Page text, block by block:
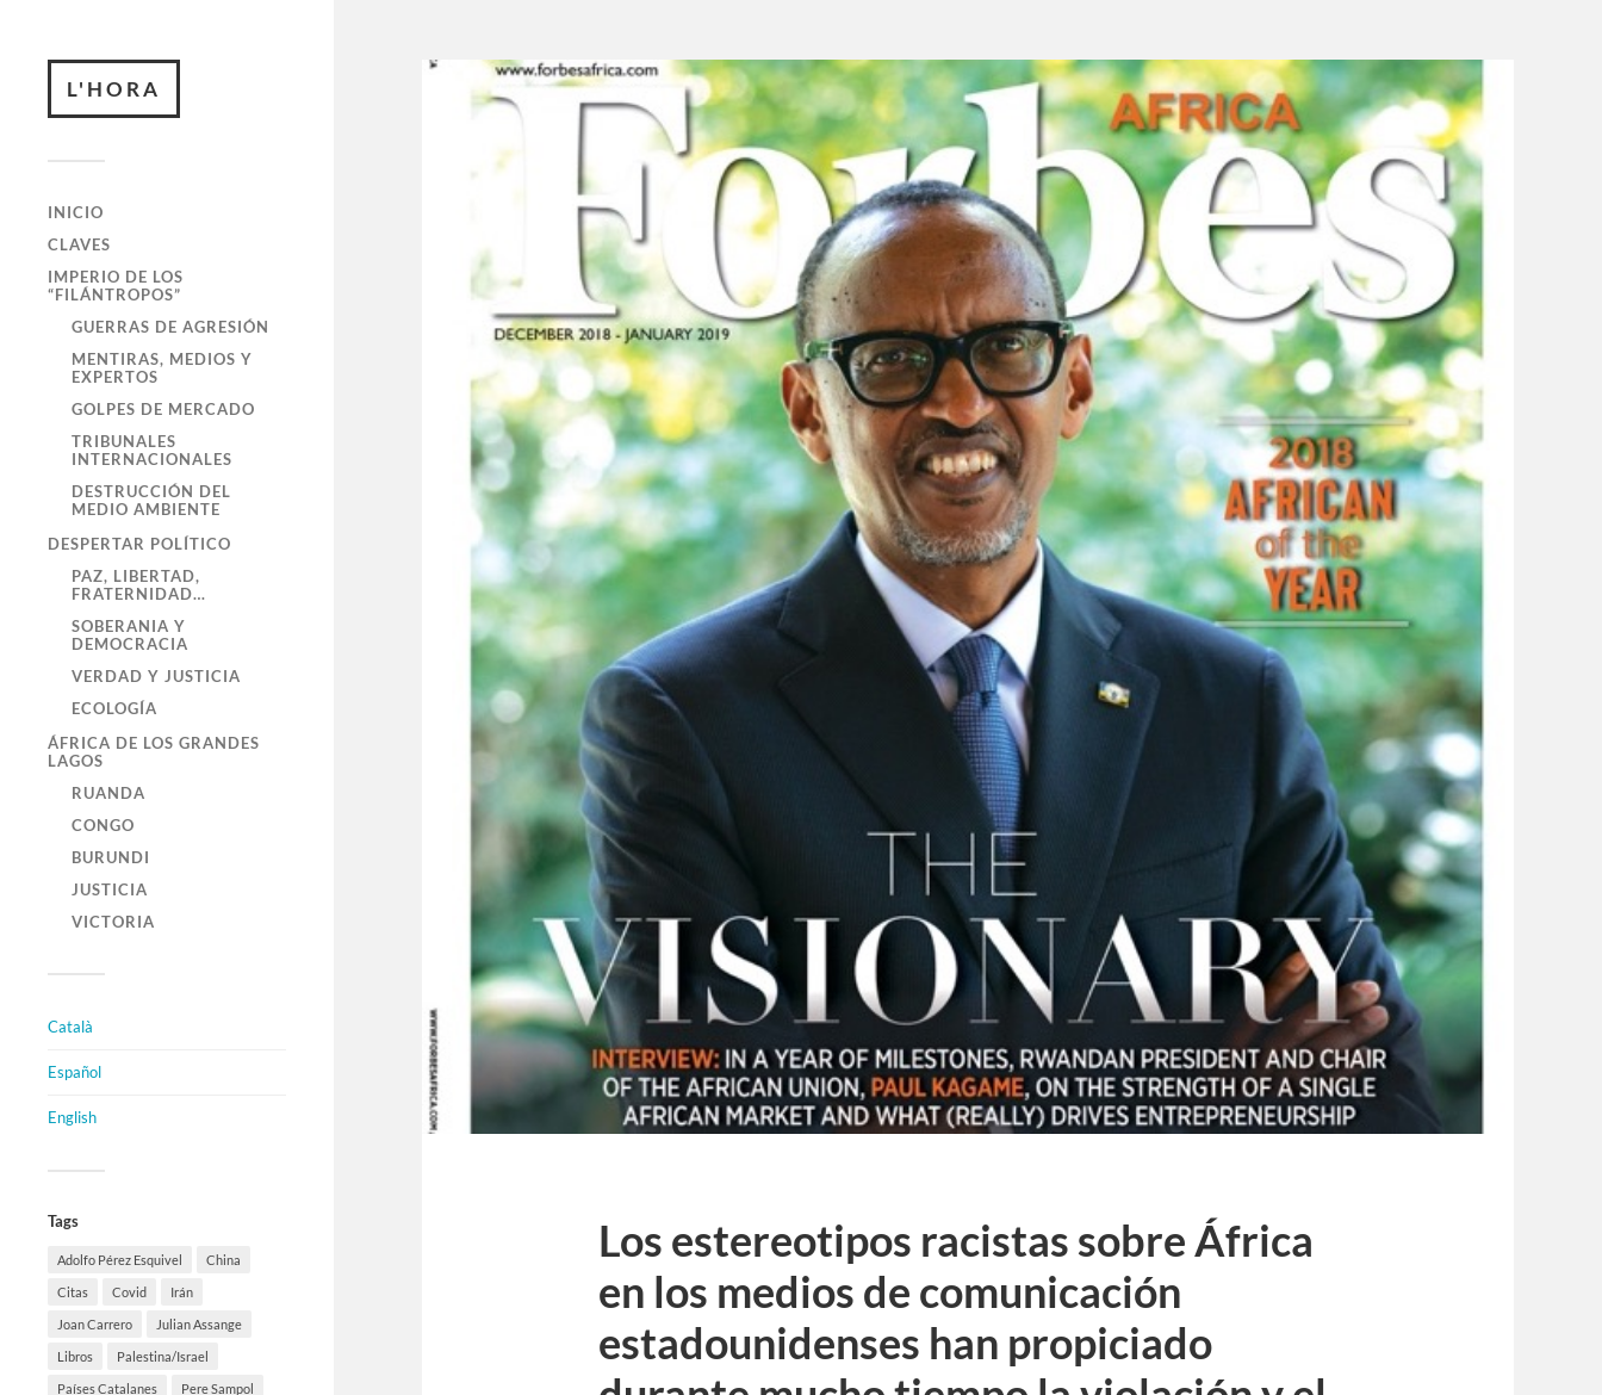
L'HORA
INICIO
CLAVES
IMPERIO DE LOS
“FILÁNTROPOS”
GUERRAS DE AGRESIÓN
MENTIRAS, MEDIOS Y
EXPERTOS
GOLPES DE MERCADO
TRIBUNALES
INTERNACIONALES
DESTRUCCIÓN DEL
MEDIO AMBIENTE
DESPERTAR POLÍTICO
PAZ, LIBERTAD,
FRATERNIDAD…
SOBERANIA Y
DEMOCRACIA
VERDAD Y JUSTICIA
ECOLOGÍA
ÁFRICA DE LOS GRANDES
LAGOS
RUANDA
CONGO
BURUNDI
JUSTICIA
VICTORIA
Català
Español
English
Tags
Adolfo Pérez Esquivel China
Citas Covid Irán
Joan Carrero Julian Assange
Libros Palestina/Israel
Países Catalanes Pere Sampol
Los estereotipos racistas sobre África
en los medios de comunicación
estadounidenses han propiciado